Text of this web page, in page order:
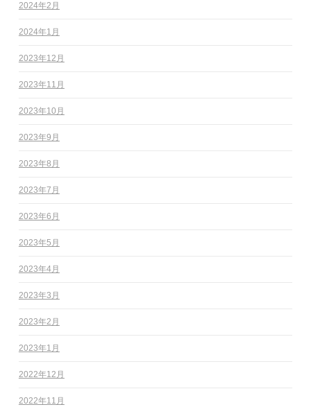
2024年2月
2024年1月
2023年12月
2023年11月
2023年10月
2023年9月
2023年8月
2023年7月
2023年6月
2023年5月
2023年4月
2023年3月
2023年2月
2023年1月
2022年12月
2022年11月